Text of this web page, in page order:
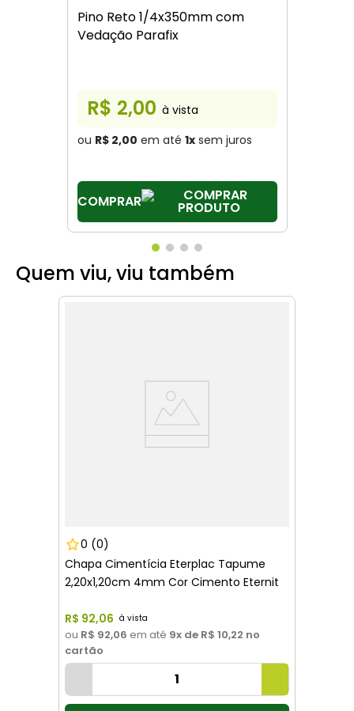
Pino Reto 1/4x350mm com
Vedação Parafix
R$ 2,00 à vista
ou R$ 2,00 em até 1xsem juros
COMPRAR
Quem viu, viu também
0 (0)
Chapa Cimentícia Eterplac Tapume
2,20x1,20cm 4mm Cor Cimento Eternit
R$ 92,06
ou R$ 92,06 em até 9x de R$ 10,22 no
cartão